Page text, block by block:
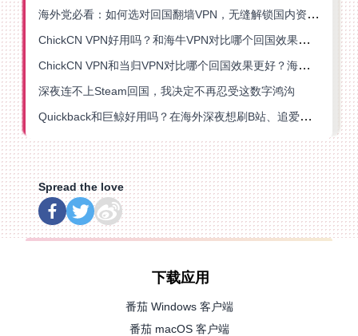
海外党必看：如何选对回国翻墙VPN，无缝解锁国内资源？
ChickCN VPN好用吗？和海牛VPN对比哪个回国效果更好？
ChickCN VPN和当归VPN对比哪个回国效果更好？海外党亲测后选了它
深夜连不上Steam回国，我决定不再忍受这数字鸿沟
Quickback和巨鲸好用吗？在海外深夜想刷B站、追爱奇艺的你，或许正需要这份答案
Spread the love
下载应用
番茄 Windows 客户端
番茄 macOS 客户端